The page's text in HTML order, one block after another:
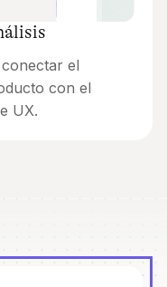
el
con el
UX.